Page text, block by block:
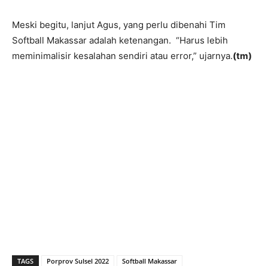
Meski begitu, lanjut Agus, yang perlu dibenahi Tim
Softball Makassar adalah ketenangan. “Harus lebih
meminimalisir kesalahan sendiri atau error,” ujarnya.(tm)
TAGS Porprov Sulsel 2022 Softball Makassar